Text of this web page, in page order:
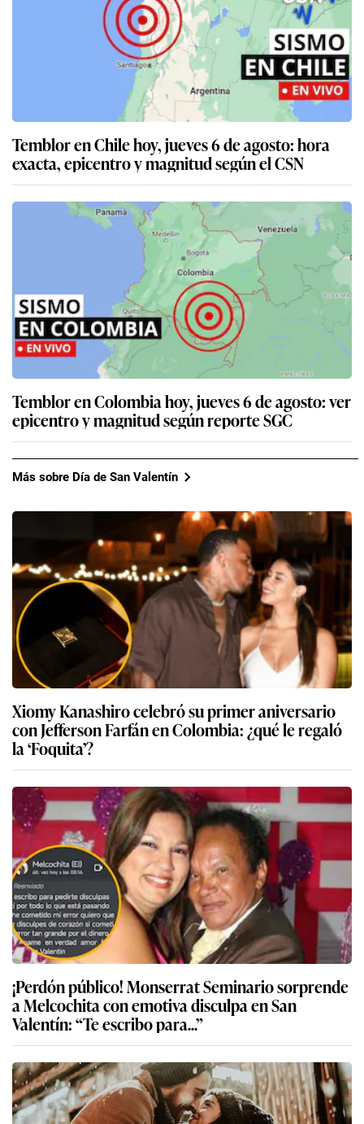
Temblor en Chile hoy, jueves 6 de agosto: hora
exacta, epicentro y magnitud según el CSN
Temblor en Colombia hoy, jueves 6 de agosto: ver
epicentro y magnitud según reporte SGC
Más sobre Día de San Valentín
Xiomy Kanashiro celebró su primer aniversario
con Jefferson Farfán en Colombia: ¿qué le regaló
la ‘Foquita’?
¡Perdón público! Monserrat Seminario sorprende
a Melcochita con emotiva disculpa en San
Valentín: “Te escribo para...”